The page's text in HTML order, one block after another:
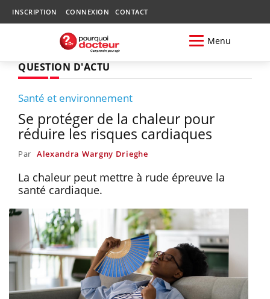
INSCRIPTION CONNEXION CONTACT
Menu
QUESTION D'ACTU
Santé et environnement
Se protéger de la chaleur pour
réduire les risques cardiaques
Par Alexandra Wargny Drieghe
La chaleur peut mettre à rude épreuve la
santé cardiaque.